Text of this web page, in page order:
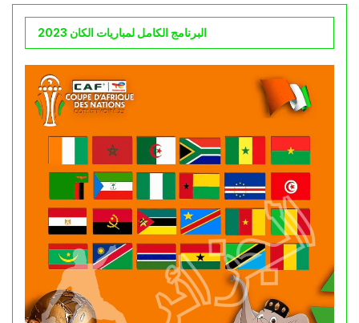
البرنامج الكامل لمباريات الكان 2023